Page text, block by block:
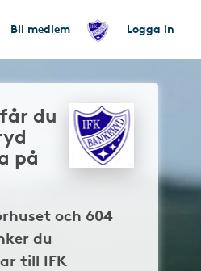
Bli medlem Logga in
du
på
och 604
du
till IFK